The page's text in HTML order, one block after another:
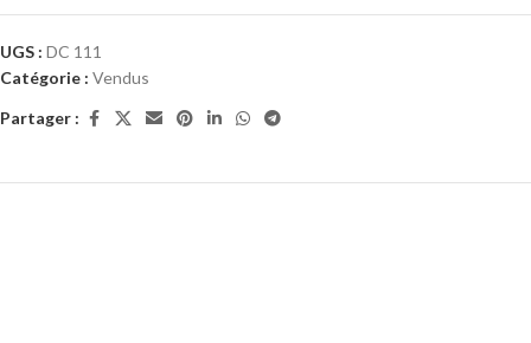
UGS : DC 111
Catégorie : Vendus
Partager :